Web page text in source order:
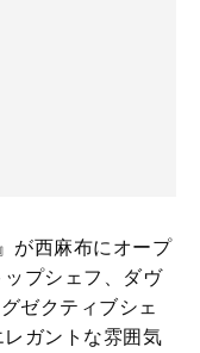
が西麻布にオープ
プシェフ、ダヴ
ゼクティブシェ
ガントな雰囲気